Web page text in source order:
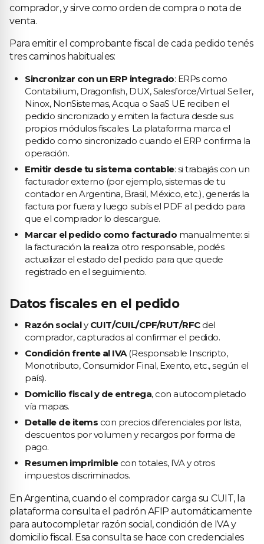
comprador, y sirve como orden de compra o nota de
venta.
Para emitir el comprobante fiscal de cada pedido tenés
tres caminos habituales:
Sincronizar con un ERP integrado: ERPs como
Contabilium, Dragonfish, DUX, Salesforce/Virtual Seller,
Ninox, NonSistemas, Acqua o SaaS UE reciben el
pedido sincronizado y emiten la factura desde sus
propios módulos fiscales. La plataforma marca el
pedido como sincronizado cuando el ERP confirma la
operación.
Emitir desde tu sistema contable: si trabajás con un
facturador externo (por ejemplo, sistemas de tu
contador en Argentina, Brasil, México, etc.), generás la
factura por fuera y luego subís el PDF al pedido para
que el comprador lo descargue.
Marcar el pedido como facturado manualmente: si
la facturación la realiza otro responsable, podés
actualizar el estado del pedido para que quede
registrado en el seguimiento.
Datos fiscales en el pedido
Razón socialy CUIT/CUIL/CPF/RUT/RFCdel
comprador, capturados al confirmar el pedido.
Condición frente al IVA(Responsable Inscripto,
Monotributo, Consumidor Final, Exento, etc., según el
país).
Domicilio fiscal y de entrega, con autocompletado
vía mapas.
Detalle de items con precios diferenciales por lista,
descuentos por volumen y recargos por forma de
pago.
Resumen imprimiblecon totales, IVA y otros
impuestos discriminados.
En Argentina, cuando el comprador carga su CUIT, la
plataforma consulta el padrón AFIP automáticamente
para autocompletar razón social, condición de IVA y
domicilio fiscal. Esa consulta se hace con credenciales